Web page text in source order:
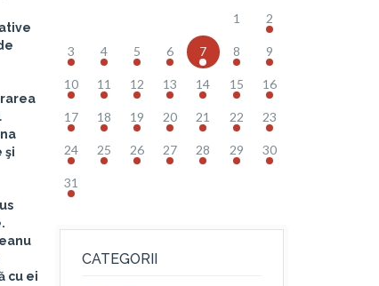
şi
cu ei
1 2
3 4 5 6 7 8 9
10 11 12 13 14 15 16
17 18 19 20 21 22 23
24 25 26 27 28 29 30
31
CATEGORII